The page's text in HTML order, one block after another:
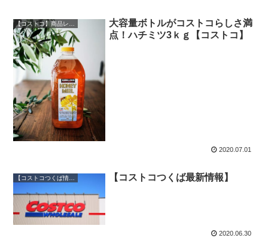
大容量ボトルがコストコらしさ満
点！ハチミツ3ｋｇ【コストコ】
2020.07.01
【コストコつくば最新情報】
2020.06.30